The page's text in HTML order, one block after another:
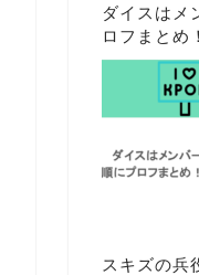
ダイスはメ
ロフまとめ
スキズの兵